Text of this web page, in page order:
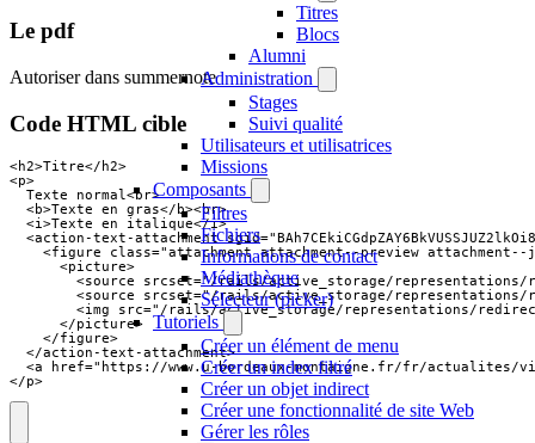
Titres
Blocs
Alumni
Administration
Stages
Suivi qualité
Utilisateurs et utilisatrices
Missions
Composants
Filtres
Fichiers
Informations de contact
Médiathèque
Sélecteur (picker)
Tutoriels
Créer un élément de menu
Créer un index filtré
Créer un objet indirect
Créer une fonctionnalité de site Web
Gérer les rôles
Le pdf
Autoriser dans summernote
Code HTML cible
<h2>Titre</h2>
<p>
  Texte normal<br>
  <b>Texte en gras</b><br>
  <i>Texte en italique</i>
<action-text-attachment
<figure class="attachment attachment--preview attachment--
      <picture>
<source srcset="/rails/active_storage/
<source srcset="/rails/active_storage/
<img src="/rails/active_storage/representations/
      </picture>
    </figure>
  </action-text-attachment>
<a href="https://www.u-bordeaux-montaigne.fr/fr/actualites/
</p>